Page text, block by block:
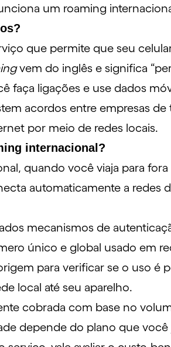
um roaming
que permite que seu
vem do inglês e significa
faça ligações e use dados
acordos entre empresas
por meio de redes locais.
internacional?
quando você viaja para
automaticamente a
mecanismos de
único e global usado em
para verificar se o uso é
local até seu aparelho.
cobrada com base no
depende do plano que